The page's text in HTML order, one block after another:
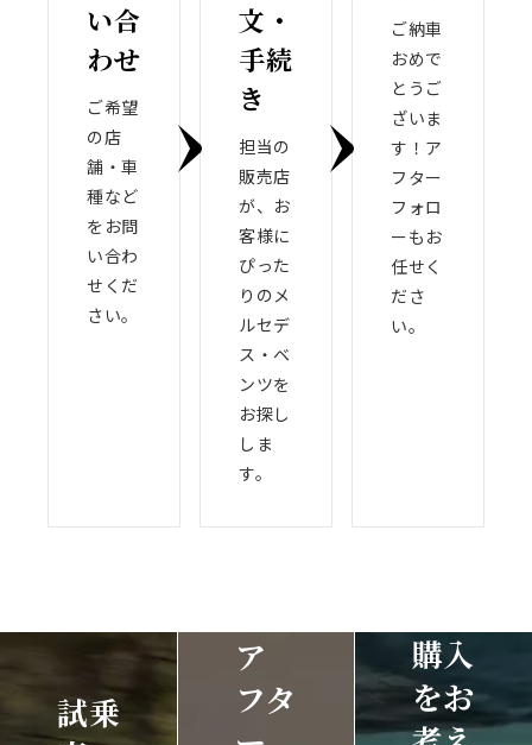
い合
わせ
ご希望
の店
舗・車
種など
をお問
い合わ
せくだ
さい。
文・
手続
き
担当の
販売店
が、お
客様に
ぴった
りのメ
ルセデ
ス・ベ
ンツを
お探し
しま
す。
ご納車
おめで
とうご
ざいま
す！ア
フター
フォロ
ーもお
任せく
ださ
い。
試乗
ア
フタ
購入
をお